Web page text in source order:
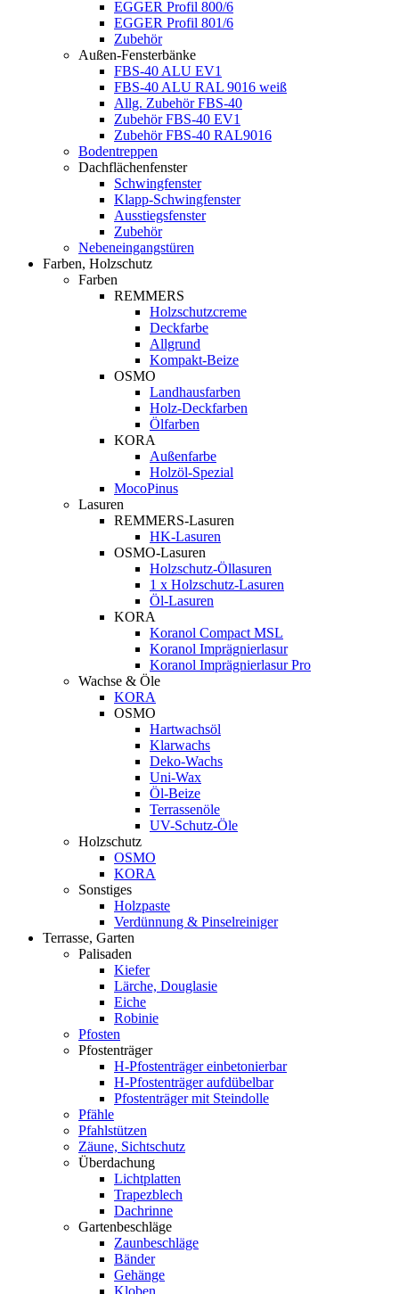
EGGER Profil 800/6
EGGER Profil 801/6
Zubehör
Außen-Fensterbänke
FBS-40 ALU EV1
FBS-40 ALU RAL 9016 weiß
Allg. Zubehör FBS-40
Zubehör FBS-40 EV1
Zubehör FBS-40 RAL9016
Bodentreppen
Dachflächenfenster
Schwingfenster
Klapp-Schwingfenster
Ausstiegsfenster
Zubehör
Nebeneingangstüren
Farben, Holzschutz
Farben
REMMERS
Holzschutzcreme
Deckfarbe
Allgrund
Kompakt-Beize
OSMO
Landhausfarben
Holz-Deckfarben
Ölfarben
KORA
Außenfarbe
Holzöl-Spezial
MocoPinus
Lasuren
REMMERS-Lasuren
HK-Lasuren
OSMO-Lasuren
Holzschutz-Öllasuren
1 x Holzschutz-Lasuren
Öl-Lasuren
KORA
Koranol Compact MSL
Koranol Imprägnierlasur
Koranol Imprägnierlasur Pro
Wachse & Öle
KORA
OSMO
Hartwachsöl
Klarwachs
Deko-Wachs
Uni-Wax
Öl-Beize
Terrassenöle
UV-Schutz-Öle
Holzschutz
OSMO
KORA
Sonstiges
Holzpaste
Verdünnung & Pinselreiniger
Terrasse, Garten
Palisaden
Kiefer
Lärche, Douglasie
Eiche
Robinie
Pfosten
Pfostenträger
H-Pfostenträger einbetonierbar
H-Pfostenträger aufdübelbar
Pfostenträger mit Steindolle
Pfähle
Pfahlstützen
Zäune, Sichtschutz
Überdachung
Lichtplatten
Trapezblech
Dachrinne
Gartenbeschläge
Zaunbeschläge
Bänder
Gehänge
Kloben